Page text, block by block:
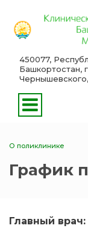
450077,
Башкортостан,
О поликлинике
График
Главный